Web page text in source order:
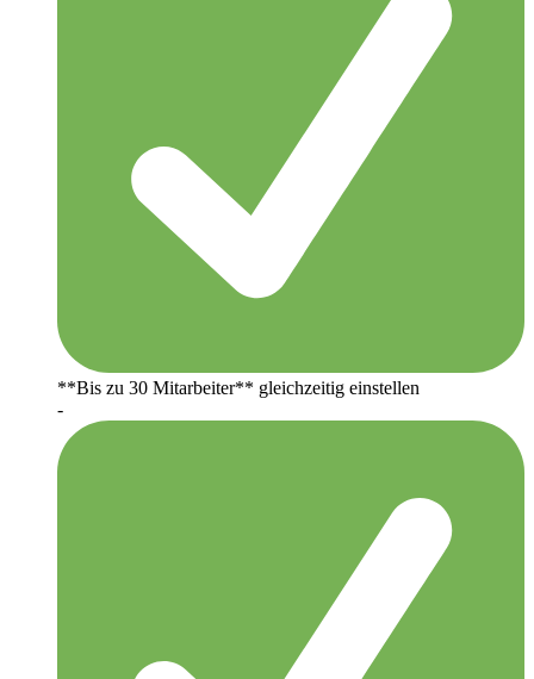
**Bis zu 30 Mitarbeiter** gleichzeitig einstellen
-